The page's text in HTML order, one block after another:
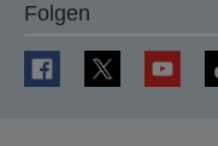
Folgen